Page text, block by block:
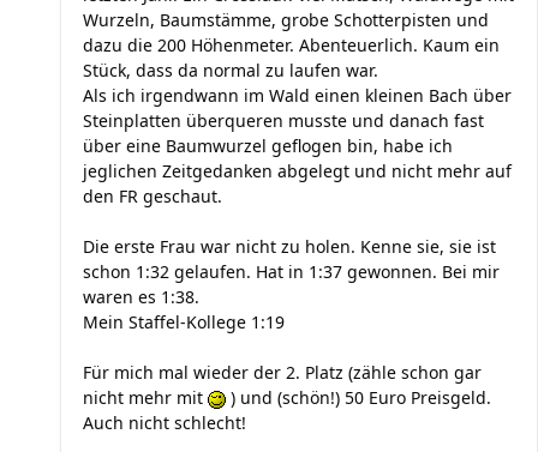
Wurzeln, Baumstämme, grobe Schotterpisten und
dazu die 200 Höhenmeter. Abenteuerlich. Kaum ein
Stück, dass da normal zu laufen war.
Als ich irgendwann im Wald einen kleinen Bach über
Steinplatten überqueren musste und danach fast
über eine Baumwurzel geflogen bin, habe ich
jeglichen Zeitgedanken abgelegt und nicht mehr auf
den FR geschaut.
Die erste Frau war nicht zu holen. Kenne sie, sie ist
schon 1:32 gelaufen. Hat in 1:37 gewonnen. Bei mir
waren es 1:38.
Mein Staffel-Kollege 1:19
Für mich mal wieder der 2. Platz (zähle schon gar
nicht mehr mit
) und (schön!) 50 Euro Preisgeld.
Auch nicht schlecht!